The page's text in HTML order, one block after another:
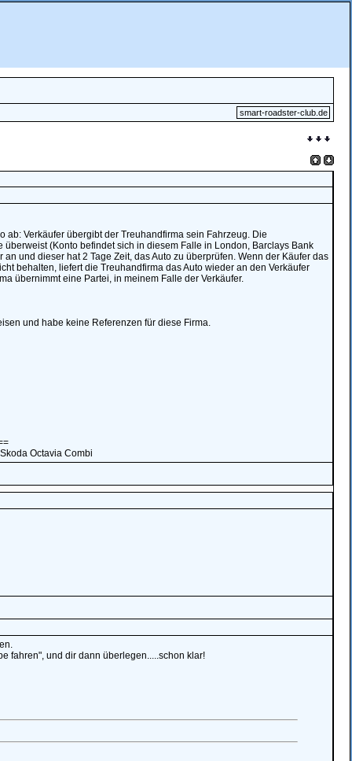
smart-roadster-club.de
ab: Verkäufer übergibt der Treuhandfirma sein Fahrzeug. Die
(Konto befindet sich in diesem Falle in London, Barclays Bank
und dieser hat 2 Tage Zeit, das Auto zu überprüfen. Wenn der Käufer das
behalten, liefert die Treuhandfirma das Auto wieder an den Verkäufer
übernimmt eine Partei, in meinem Falle der Verkäufer.
und habe keine Referenzen für diese Firma.
Octavia Combi
fahren", und dir dann überlegen.....schon klar!